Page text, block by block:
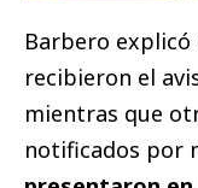
Barbero explicó
recibieron el
mientras que
notificados por